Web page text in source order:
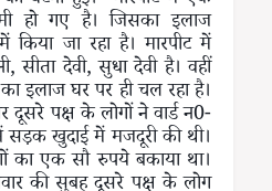
हो गए है। जिसका इलाज
किया जा रहा है। मारपीट में
सीता देवी, सुधा देवी है। वहीं
इलाज घर पर ही चल रहा है।
दूसरे पक्ष के लोगों ने वार्ड न0-
खुदाई में मजदूरी की थी।
का एक सौ रुपये बकाया था।